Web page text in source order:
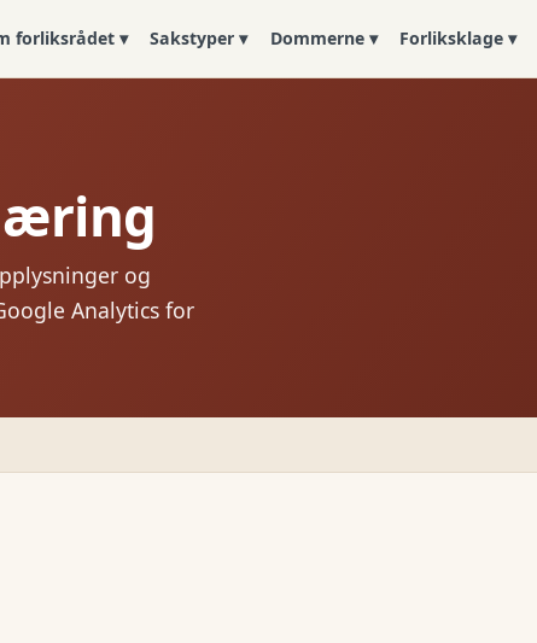
forliksrådet ▾ Sakstyper ▾ Dommerne ▾ Forliksklage ▾
og
Analytics for